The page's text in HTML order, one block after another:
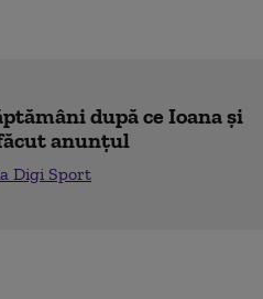
după ce Ioana și
anunțul
Digi Sport